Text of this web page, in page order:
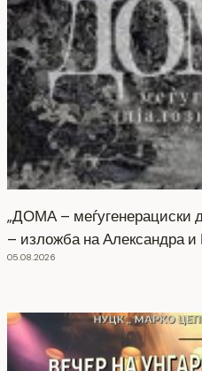
„ДОМА – меѓугенерациски
– изложба на Александра и
05.08.2026